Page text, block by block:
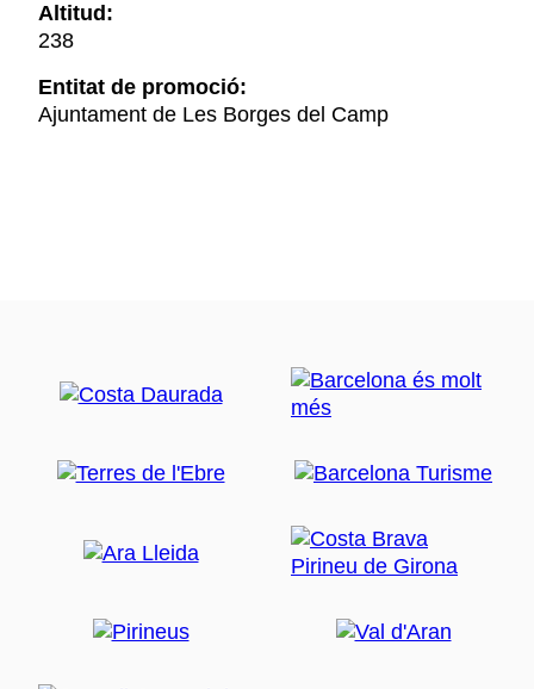
Altitud:
238
Entitat de promoció:
Ajuntament de Les Borges del Camp